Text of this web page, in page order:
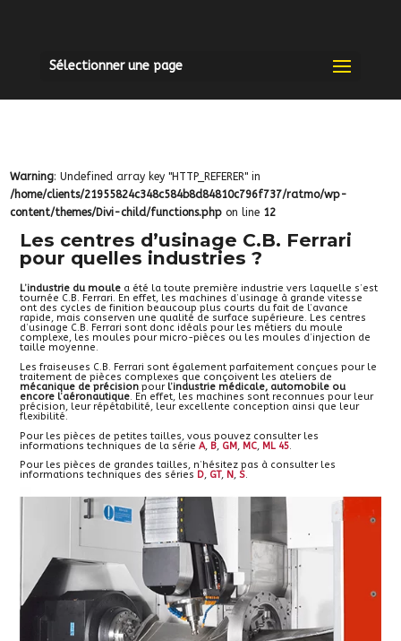
Sélectionner une page
Warning: Undefined array key "HTTP_REFERER" in
/home/clients/21955824c348c584b8d84810c796f737/ratmo/wp-
content/themes/Divi-child/functions.php on line 12
Les centres d’usinage C.B. Ferrari
pour quelles industries ?
L’industrie du moulea été la toute première industrie vers laquelle s’est
tournée C.B. Ferrari. En effet, les machines d’usinage à grande vitesse
ont des cycles de finition beaucoup plus courts du fait de l’avance
rapide, mais conserven une qualité de surface supérieure. Les centres
d’usinage C.B. Ferrari sont donc idéals pour les métiers du moule
complexe, les moules pour micro-pièces ou les moules d’injection de
taille moyenne.
Les fraiseuses C.B. Ferrari sont également parfaitement conçues pour le
traitement de pièces complexes que conçoivent les ateliers de
mécanique de précisionpour l’industrie médicale, automobile ou
encore l’aéronautique. En effet, les machines sont reconnues pour leur
précision, leur répétabilité, leur excellente conception ainsi que leur
flexibilité.
Pour les pièces de petites tailles, vous pouvez consulter les
informations techniques de la série A, B, GM, MC, ML 45.
Pour les pièces de grandes tailles, n’hésitez pas à consulter les
informations techniques des séries D, GT, N , S.